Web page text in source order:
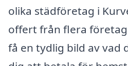
olika städföretag i
offert från flera
få en tydlig bild av vad